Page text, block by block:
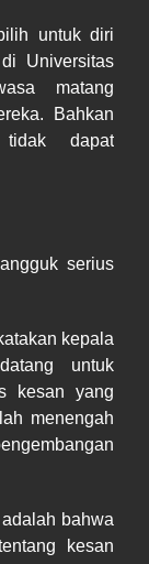
untuk diri
Universitas
matang
Bahkan
dapat
serius
kepala
untuk
kesan yang
menengah
bahwa
kesan